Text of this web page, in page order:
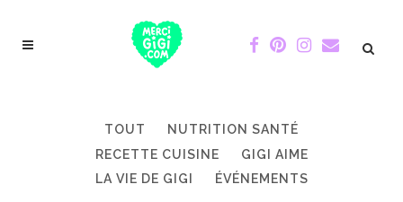
TOUT
NUTRITION SANTÉ
RECETTE CUISINE
GIGI AIME
LA VIE DE GIGI
ÉVÉNEMENTS